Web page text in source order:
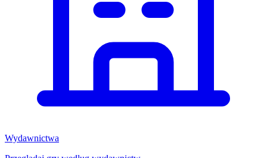
Wydawnictwa